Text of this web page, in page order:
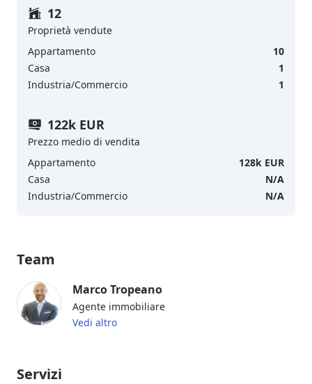
12
Proprietà vendute
Appartamento
10
Casa
1
Industria/Commercio
1
122k EUR
Prezzo medio di vendita
Appartamento
128k EUR
Casa
N/A
Industria/Commercio
N/A
Team
Marco Tropeano
Agente immobiliare
Vedi altro
Servizi